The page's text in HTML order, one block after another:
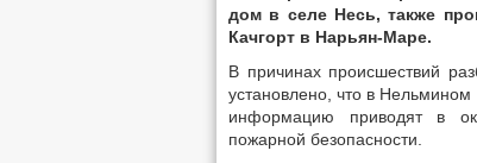
дом в селе Несь, также
Качгорт в Нарьян-Маре.
В причинах происшествий
установлено, что в Нельмином
информацию приводят в
пожарной безопасности.